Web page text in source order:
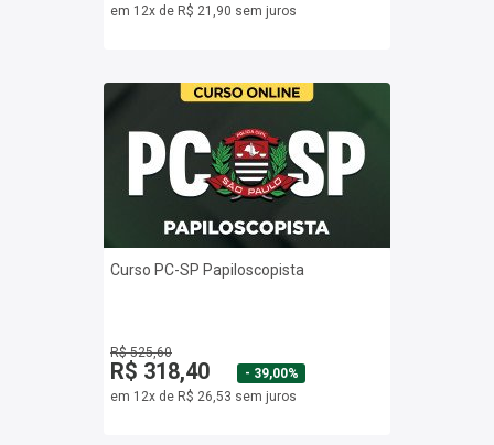
em 12x de R$ 21,90 sem juros
Curso PC-SP Papiloscopista
R$ 525,60
R$ 318,40
- 39,00%
em 12x de R$ 26,53 sem juros